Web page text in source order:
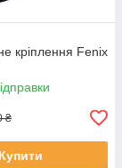
кріплення Fenix
₴
Купити